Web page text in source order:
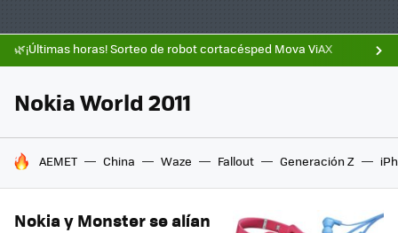
🌿¡Últimas horas! Sorteo de robot cortacésped Mova ViAX
Nokia World 2011
HOY SE HABLA DE
AEMET China Waze Fallout Generación Z
Nokia y Monster se alían